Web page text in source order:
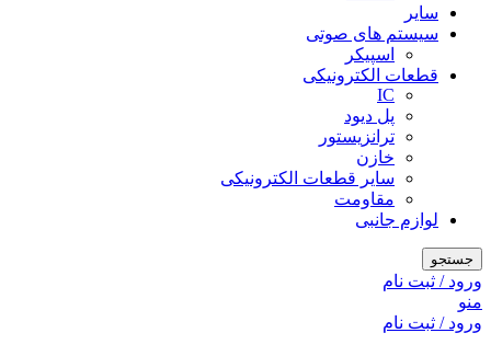
سایر
سیستم های صوتی
اسپیکر
قطعات الکترونیکی
IC
پل دیود
ترانزیستور
خازن
سایر قطعات الکترونیکی
مقاومت
لوازم جانبی
جستجو
ورود / ثبت نام
منو
ورود / ثبت نام